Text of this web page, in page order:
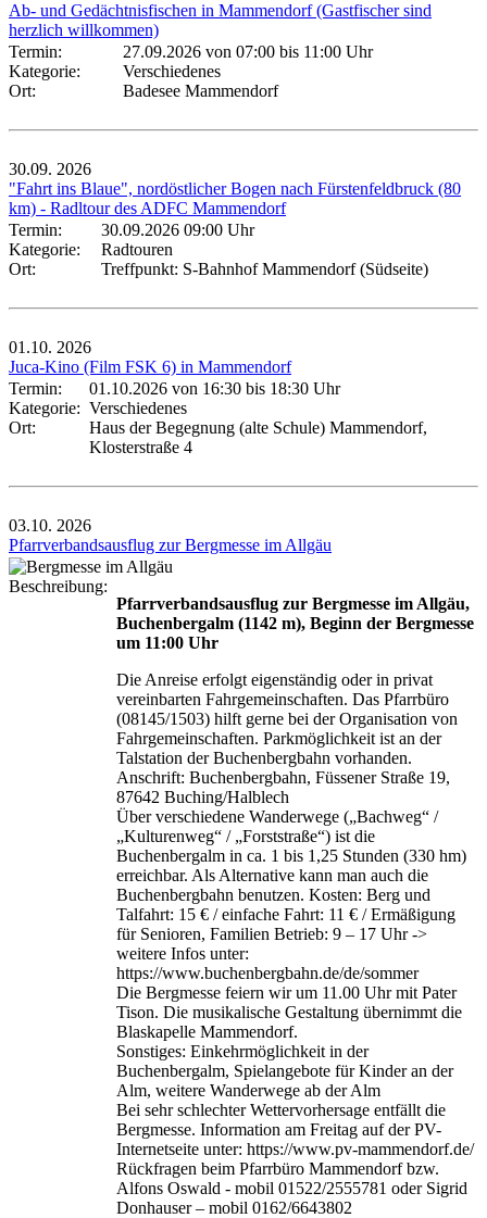
Ab- und Gedächtnisfischen in Mammendorf (Gastfischer sind
herzlich willkommen)
Termin:
27.09.2026 von 07:00 bis 11:00 Uhr
Kategorie:
Verschiedenes
Ort:
Badesee Mammendorf
30.09. 2026
"Fahrt ins Blaue", nordöstlicher Bogen nach Fürstenfeldbruck (80
km) - Radltour des ADFC Mammendorf
Termin:
30.09.2026 09:00 Uhr
Kategorie:
Radtouren
Ort:
Treffpunkt: S-Bahnhof Mammendorf (Südseite)
01.10. 2026
Juca-Kino (Film FSK 6) in Mammendorf
Termin:
01.10.2026 von 16:30 bis 18:30 Uhr
Kategorie: Verschiedenes
Ort:
Haus der Begegnung (alte Schule) Mammendorf,
Klosterstraße 4
03.10. 2026
Pfarrverbandsausflug zur Bergmesse im Allgäu
Beschreibung:
Pfarrverbandsausflug zur Bergmesse im Allgäu,
Buchenbergalm (1142 m), Beginn der Bergmesse
um 11:00 Uhr
Die Anreise erfolgt eigenständig oder in privat
vereinbarten Fahrgemeinschaften. Das Pfarrbüro
(08145/1503) hilft gerne bei der Organisation von
Fahrgemeinschaften. Parkmöglichkeit ist an der
Talstation der Buchenbergbahn vorhanden.
Anschrift: Buchenbergbahn, Füssener Straße 19,
87642 Buching/Halblech
Über verschiedene Wanderwege („Bachweg“ /
„Kulturenweg“ / „Forststraße“) ist die
Buchenbergalm in ca. 1 bis 1,25 Stunden (330 hm)
erreichbar. Als Alternative kann man auch die
Buchenbergbahn benutzen. Kosten: Berg und
Talfahrt: 15 € / einfache Fahrt: 11 € / Ermäßigung
für Senioren, Familien Betrieb: 9 – 17 Uhr ->
weitere Infos unter:
https://www.buchenbergbahn.de/de/sommer
Die Bergmesse feiern wir um 11.00 Uhr mit Pater
Tison. Die musikalische Gestaltung übernimmt die
Blaskapelle Mammendorf.
Sonstiges: Einkehrmöglichkeit in der
Buchenbergalm, Spielangebote für Kinder an der
Alm, weitere Wanderwege ab der Alm
Bei sehr schlechter Wettervorhersage entfällt die
Bergmesse. Information am Freitag auf der PV-
Internetseite unter: https://www.pv-mammendorf.de/
Rückfragen beim Pfarrbüro Mammendorf bzw.
Alfons Oswald - mobil 01522/2555781 oder Sigrid
Donhauser – mobil 0162/6643802